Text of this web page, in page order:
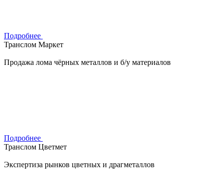
Подробнее
Транслом Маркет
Продажа лома чёрных металлов и б/у материалов
Подробнее
Транслом Цветмет
Экспертиза рынков цветных и драгметаллов